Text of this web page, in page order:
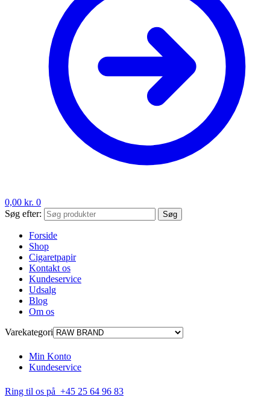
0,00 kr. 0
Søg efter:
Søg
Forside
Shop
Cigaretpapir
Kontakt os
Kundeservice
Udsalg
Blog
Om os
Varekategori
Min Konto
Kundeservice
Ring til os på +45 25 64 96 83